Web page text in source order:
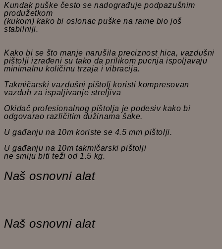
Kundak puške često se nadograđuje podpazušnim
produžetkom
(kukom) kako bi oslonac puške na rame bio još
stabilniji.
Kako bi se što manje narušila preciznost hica, vazdušni
pištolji izrađeni su tako da prilikom pucnja ispoljavaju
minimalnu količinu trzaja i vibracija.
Takmičarski vazdušni pištolj koristi kompresovan
vazduh za ispaljivanje streljiva
Okidač profesionalnog pištolja je podesiv kako bi
odgovarao različitim dužinama šake.
U gađanju na 10m koriste se 4.5 mm pištolji.
U gađanju na 10m takmičarski pištolji
ne smiju biti teži od 1.5 kg.
Naš osnovni alat
Naš osnovni alat